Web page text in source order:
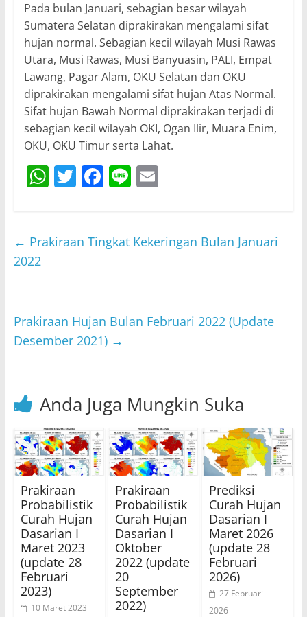
Pada bulan Januari, sebagian besar wilayah
Sumatera Selatan diprakirakan mengalami sifat
hujan normal. Sebagian kecil wilayah Musi Rawas
Utara, Musi Rawas, Musi Banyuasin, PALI, Empat
Lawang, Pagar Alam, OKU Selatan dan OKU
diprakirakan mengalami sifat hujan Atas Normal.
Sifat hujan Bawah Normal diprakirakan terjadi di
sebagian kecil wilayah OKI, Ogan Ilir, Muara Enim,
OKU, OKU Timur serta Lahat.
W
s
T
er
F
e
k
Li E
l
← Prakiraan Tingkat Kekeringan Bulan Januari
2022
Prakiraan Hujan Bulan Februari 2022 (Update
Desember 2021) →
Anda Juga Mungkin Suka
Prakiraan
Probabilistik
Curah Hujan
Dasarian I
Maret 2023
(update 28
Februari
2023)
10 Maret 2023
Prakiraan
Probabilistik
Curah Hujan
Dasarian I
Oktober
2022 (update
20
September
2022)
Prediksi
Curah Hujan
Dasarian I
Maret 2026
(update 28
Februari
2026)
27 Februari
2026